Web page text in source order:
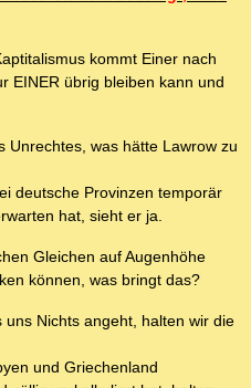
kommt Einer nach
EINER übrig bleiben kann und
Unrechtes, was hätte Lawrow zu
deutsche Provinzen temporär
hat, sieht er ja.
Gleichen auf Augenhöhe
können, was bringt das?
uns Nichts angeht, halten wir die
und Griechenland